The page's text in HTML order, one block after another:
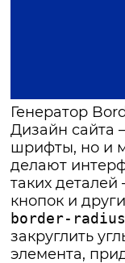
Генератор
Дизайн сайта
шрифты, но и
делают
таких деталей
кнопок и
border-radius
закруглить
элемента,